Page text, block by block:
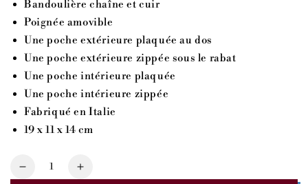
Bandoulière chaîne et cuir
Poignée amovible
Une poche extérieure plaquée au dos
Une poche extérieure zippée sous le rabat
Une poche intérieure plaquée
Une poche intérieure zippée
Fabriqué en Italie
19 x 11 x 14 cm
Quantité
Réduire
Augmenter